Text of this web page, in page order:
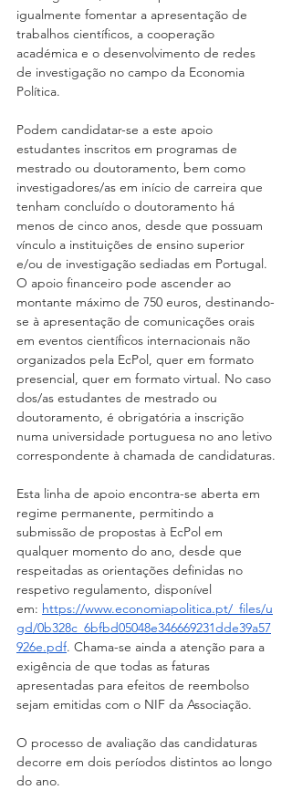
igualmente fomentar a apresentação de
trabalhos científicos, a cooperação
académica e o desenvolvimento de redes
de investigação no campo da Economia
Política.
Podem candidatar-se a este apoio
estudantes inscritos em programas de
mestrado ou doutoramento, bem como
investigadores/as em início de carreira que
tenham concluído o doutoramento há
menos de cinco anos, desde que possuam
vínculo a instituições de ensino superior
e/ou de investigação sediadas em Portugal.
O apoio financeiro pode ascender ao
montante máximo de 750 euros, destinando-
se à apresentação de comunicações orais
em eventos científicos internacionais não
organizados pela EcPol, quer em formato
presencial, quer em formato virtual. No caso
dos/as estudantes de mestrado ou
doutoramento, é obrigatória a inscrição
numa universidade portuguesa no ano letivo
correspondente à chamada de candidaturas.
Esta linha de apoio encontra-se aberta em
regime permanente, permitindo a
submissão de propostas à EcPol em
qualquer momento do ano, desde que
respeitadas as orientações definidas no
respetivo regulamento, disponível
em: https://www.economiapolitica.pt/_files/u
gd/0b328c_6bfbd05048e346669231dde39a57
926e.pdf. Chama-se ainda a atenção para a
exigência de que todas as faturas
apresentadas para efeitos de reembolso
sejam emitidas com o NIF da Associação.
O processo de avaliação das candidaturas
decorre em dois períodos distintos ao longo
do ano.